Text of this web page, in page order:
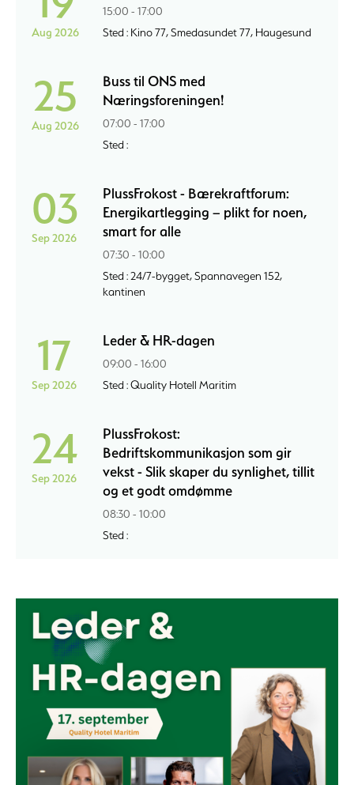
Aug 2026
15:00 - 17:00
Sted : Kino 77, Smedasundet 77, Haugesund
25
Aug 2026
Buss til ONS med
Næringsforeningen!
07:00 - 17:00
Sted :
03
Sep 2026
PlussFrokost - Bærekraftforum:
Energikartlegging – plikt for noen,
smart for alle
07:30 - 10:00
Sted : 24/7-bygget, Spannavegen 152,
kantinen
17
Sep 2026
Leder & HR-dagen
09:00 - 16:00
Sted : Quality Hotell Maritim
24
Sep 2026
PlussFrokost:
Bedriftskommunikasjon som gir
vekst - Slik skaper du synlighet, tillit
og et godt omdømme
08:30 - 10:00
Sted :